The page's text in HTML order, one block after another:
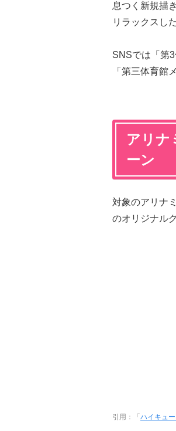
息つく新規描
リラックスし
SNSでは「第
「第三体育館
アリナ
ーン
対象のアリナ
のオリジナル
引用：「 ハイキュ